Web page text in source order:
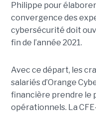
Philippe pour
convergence des
cybersécurité doit
fin de l’année 2021.
Avec ce départ, les
salariés d’Orange
financière prendre le
opérationnels. La